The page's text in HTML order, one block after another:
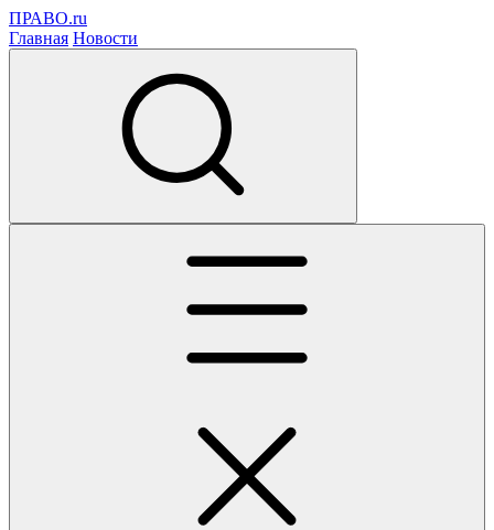
ПРАВО.ru
Главная Новости